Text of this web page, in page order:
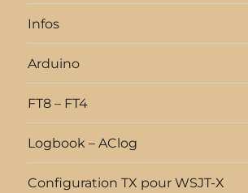
Infos
Arduino
FT8 – FT4
Logbook – AClog
Configuration TX pour WSJT-X